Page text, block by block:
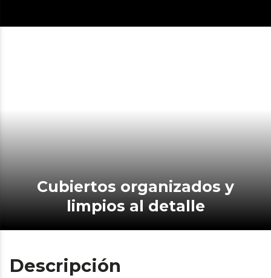
Cubiertos organizados y
limpios al detalle
Descripción